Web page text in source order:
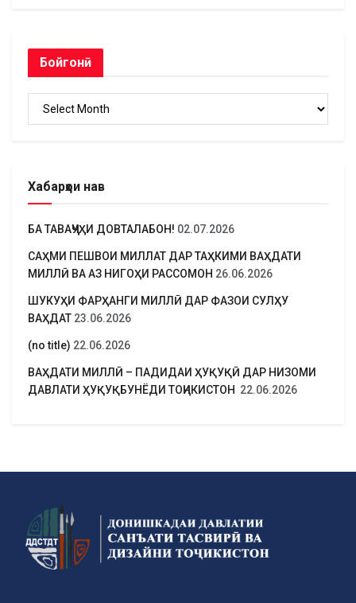
Бойгонӣ
Хабарҳои нав
БА ТАВАҶҶУҲИ ДОВТАЛАБОН! 02.07.2026
САҲМИ ПЕШВОИ МИЛЛАТ ДАР ТАҲКИМИ ВАҲДАТИ
МИЛЛӢ ВА АЗ НИГОҲИ РАССОМОН 26.06.2026
ШУКУҲИ ФАРҲАНГИ МИЛЛӢ ДАР ФАЗОИ СУЛҲУ
ВАҲДАТ 23.06.2026
(no title) 22.06.2026
ВАҲДАТИ МИЛЛӢ – ПАДИДАИ ҲУҚУҚӢ ДАР НИЗОМИ
ДАВЛАТИ ҲУҚУҚБУНЁДИ ТОҶИКИСТОН 22.06.2026